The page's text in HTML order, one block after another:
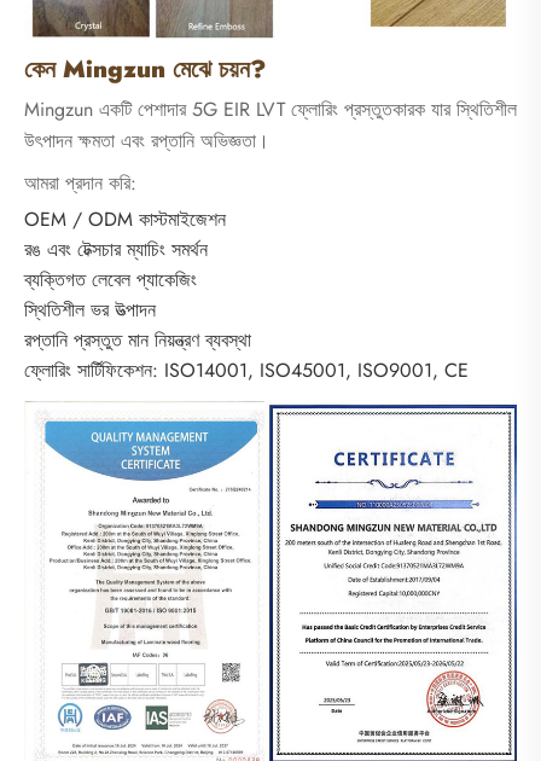
কেন Mingzun মেঝে চয়ন?
Mingzun একটি পেশাদার 5G EIR LVT ফ্লোরিং প্রস্তুতকারক যার স্থিতিশীল
উৎপাদন ক্ষমতা এবং রপ্তানি অভিজ্ঞতা।
আমরা প্রদান করি:
OEM / ODM কাস্টমাইজেশন
রঙ এবং টেক্সচার ম্যাচিং সমর্থন
ব্যক্তিগত লেবেল প্যাকেজিং
স্থিতিশীল ভর উত্পাদন
রপ্তানি প্রস্তুত মান নিয়ন্ত্রণ ব্যবস্থা
ফ্লোরিং সার্টিফিকেশন: ISO14001, ISO45001, ISO9001, CE